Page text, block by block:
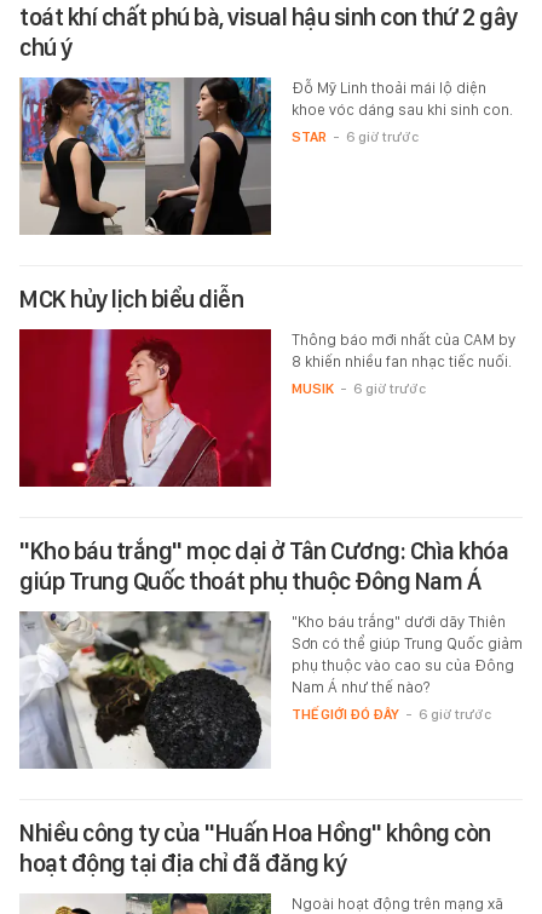
toát khí chất phú bà, visual hậu sinh con thứ 2 gây
chú ý
Đỗ Mỹ Linh thoải mái lộ diện
khoe vóc dáng sau khi sinh con.
STAR - 6 giờ trước
MCK hủy lịch biểu diễn
Thông báo mới nhất của CAM by
8 khiến nhiều fan nhạc tiếc nuối.
MUSIK - 6 giờ trước
"Kho báu trắng" mọc dại ở Tân Cương: Chìa khóa
giúp Trung Quốc thoát phụ thuộc Đông Nam Á
"Kho báu trắng" dưới dãy Thiên
Sơn có thể giúp Trung Quốc giảm
phụ thuộc vào cao su của Đông
Nam Á như thế nào?
THẾ GIỚI ĐÓ ĐÂY - 6 giờ trước
Nhiều công ty của "Huấn Hoa Hồng" không còn
hoạt động tại địa chỉ đã đăng ký
Ngoài hoạt động trên mạng xã